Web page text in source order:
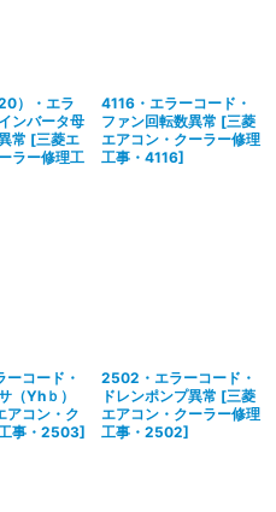
）・エラ
ンバータ母
常 [三菱エ
ラー修理工
4116・エラーコード・
ファン回転数異常 [三菱
エアコン・クーラー修理
工事・4116]
コード・
（Yhｂ）
アコン・ク
事・2503]
2502・エラーコード・
ドレンポンプ異常 [三菱
エアコン・クーラー修理
工事・2502]